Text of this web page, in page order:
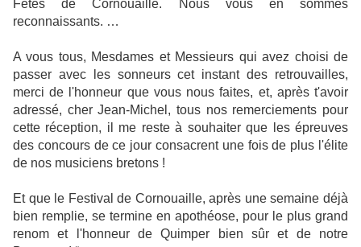
Fêtes de Cornouaille. Nous vous en sommes
reconnaissants. …
A vous tous, Mesdames et Messieurs qui avez choisi de
passer avec les sonneurs cet instant des retrouvailles,
merci de l'honneur que vous nous faites, et, après t'avoir
adressé, cher Jean-Michel, tous nos remerciements pour
cette réception, il me reste à souhaiter que les épreuves
des concours de ce jour consacrent une fois de plus l'élite
de nos musiciens bretons !
Et que le Festival de Cornouaille, après une semaine déjà
bien remplie, se termine en apothéose, pour le plus grand
renom et l'honneur de Quimper bien sûr et de notre